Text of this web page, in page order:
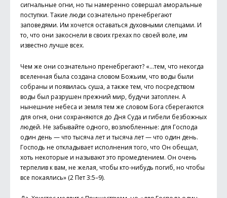
сигнальные огни, но ты намеренно совершал аморальные
поступки. Такие люди сознательно пренебрегают
заповедями. Им хочется оставаться духовными слепцами. И
то, что они закоснели в своих грехах по своей воле, им
известно лучше всех.
Чем же они сознательно пренебрегают? «…тем, что некогда
вселенная была создана словом Божьим, что воды были
собраны и появилась суша, а также тем, что посредством
воды был разрушен прежний мир, будучи затоплен. А
нынешние небеса и земля тем же словом Бога сберегаются
для огня, они сохраняются до Дня Суда и гибели безбожных
людей. Не забывайте одного, возлюбленные: для Господа
один день — что тысяча лет и тысяча лет — что один день.
Господь не откладывает исполнения того, что Он обещал,
хоть некоторые и называют это промедлением. Он очень
терпелив к вам, не желая, чтобы кто-нибудь погиб, но чтобы
все покаялись» (2 Пет 3:5–9).